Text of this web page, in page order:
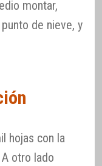
montar,
de nieve, y
hojas con la
otro lado